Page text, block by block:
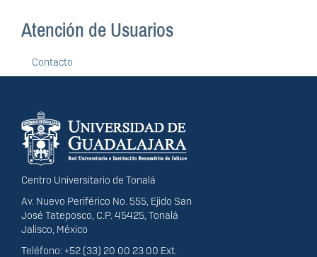
Atención de Usuarios
Contacto
Información del
portal
Centro Universitario de Tonalá
Av. Nuevo Periférico No. 555, Ejido San
José Tateposco, C.P. 45425, Tonalá
Jalisco, México
Teléfono: +52 (33) 20 00 23 00 Ext.